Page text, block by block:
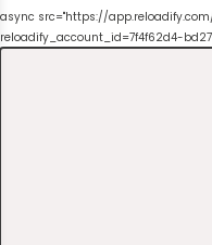
async src="https://
reloadify_account_id=7f4f62d4-bd27-